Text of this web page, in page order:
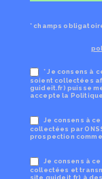
* champs
* Je consens à
soient collectées
guideit.fr) puisse
accepte la
Je consens à
collectées par
prospection
Je consens à
collectées et
site guideit.fr) à